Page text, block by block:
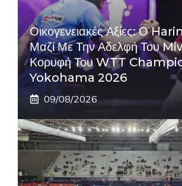
Οικογενειακές Αξίες: Ο
Μαζί Με Την Αδελφή Του
Κορυφή Του WTT
Yokohama 2026
09/08/2026